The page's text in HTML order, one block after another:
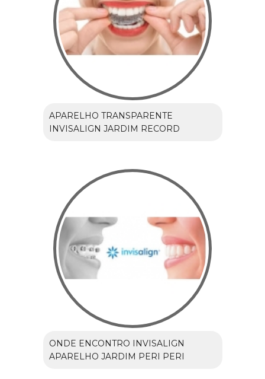
APARELHO TRANSPARENTE
INVISALIGN JARDIM RECORD
ONDE ENCONTRO INVISALIGN
APARELHO JARDIM PERI PERI